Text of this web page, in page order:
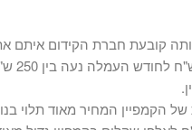
קובעת חברת הקידום איתם
הקמפיין המחיר מאוד תלוי